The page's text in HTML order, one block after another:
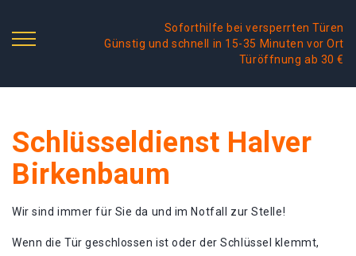
Soforthilfe bei versperrten Türen
Günstig und schnell in 15-35 Minuten vor Ort
Türöffnung ab 30 €
Schlüsseldienst Halver
Birkenbaum
Wir sind immer für Sie da und im Notfall zur Stelle!
Wenn die Tür geschlossen ist oder der Schlüssel klemmt,